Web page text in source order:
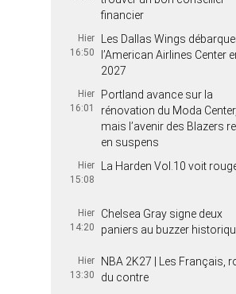
financier
Hier
16:50
Les Dallas Wings
l’American Airlines Center
2027
Hier
16:01
Portland avance sur la
rénovation du Moda Center,
mais l’avenir des Blazers
en suspens
Hier
15:08
La Harden Vol.10 voit
Hier
14:20
Chelsea Gray signe deux
paniers au buzzer
Hier
13:30
NBA 2K27 | Les Français,
du contre